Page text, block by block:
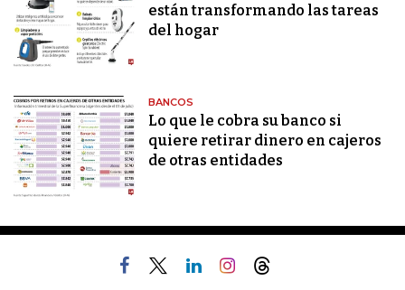
están transformando las tareas
del hogar
BANCOS
Lo que le cobra su banco si
quiere retirar dinero en cajeros
de otras entidades